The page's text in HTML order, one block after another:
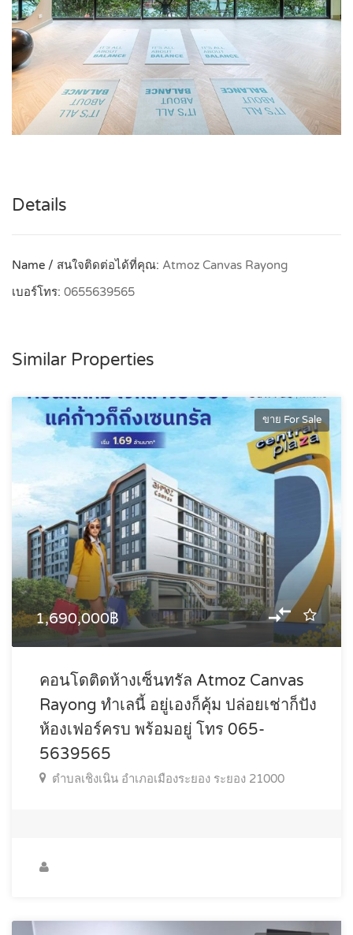
Details
Name / สนใจติดต่อได้ที่คุณ: Atmoz Canvas Rayong
เบอร์โทร: 0655639565
Similar Properties
ขาย For Sale
1,690,000฿
คอนโดติดห้างเซ็นทรัล Atmoz Canvas
Rayong ทำเลนี้ อยู่เองก็คุ้ม ปล่อยเช่าก็ปัง
ห้องเฟอร์ครบ พร้อมอยู่ โทร 065-
5639565
ตำบลเชิงเนิน อำเภอเมืองระยอง ระยอง 21000